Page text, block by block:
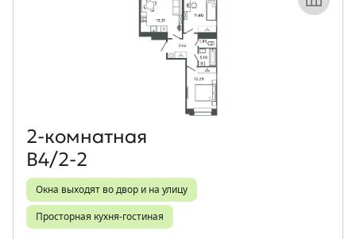
Объект месяца
2‑комнатная
В4/2-2
Окна выходят во двор и на улицу
Просторная кухня-гостиная